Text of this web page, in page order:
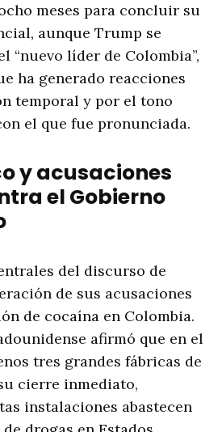
meses para concluir su
aunque Trump se
“nuevo líder de Colombia”,
ha generado reacciones
temporal y por el tono
el que fue pronunciada.
y acusaciones
el Gobierno
del discurso de
de sus acusaciones
de cocaína en Colombia.
afirmó que en el
tres grandes fábricas de
cierre inmediato,
instalaciones abastecen